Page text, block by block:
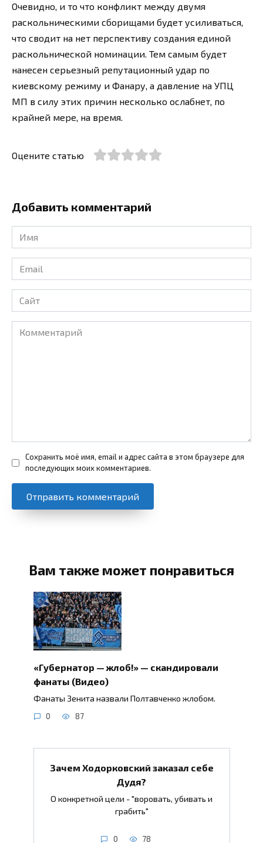
Очевидно, и то что конфликт между двумя
раскольническими сборищами будет усиливаться,
что сводит на нет перспективу создания единой
раскольнической номинации. Тем самым будет
нанесен серьезный репутационный удар по
киевскому режиму и Фанару, а давление на УПЦ
МП в силу этих причин несколько ослабнет, по
крайней мере, на время.
Оцените статью
Добавить комментарий
Имя
*
Email
*
Сайт
Комментарий
Сохранить моё имя, email и адрес сайта в этом браузере для
последующих моих комментариев.
Вам также может понравиться
«Губернатор — жлоб!» — скандировали
фанаты (Видео)
Фанаты Зенита назвали Полтавченко жлобом.
0 87
Зачем Ходорковский заказал себе
Дудя?
О конкретной цели - "воровать, убивать и
грабить"
0 78